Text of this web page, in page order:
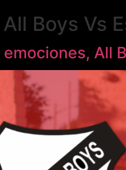
All Boys Vs
emociones, All